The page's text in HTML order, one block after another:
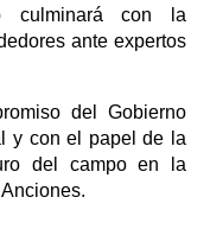
culminará con la
ante expertos
del Gobierno
y con el papel de la
del campo en la